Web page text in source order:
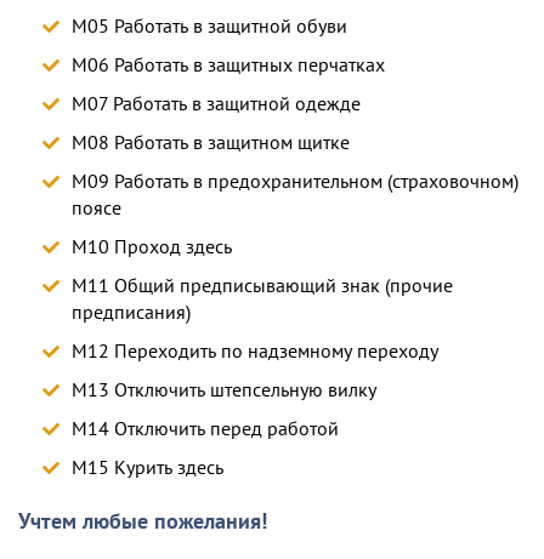
M05 Работать в защитной обуви
M06 Работать в защитных перчатках
M07 Работать в защитной одежде
M08 Работать в защитном щитке
M09 Работать в предохранительном (страховочном)
поясе
M10 Проход здесь
M11 Общий предписывающий знак (прочие
предписания)
M12 Переходить по надземному переходу
M13 Отключить штепсельную вилку
M14 Отключить перед работой
M15 Курить здесь
Учтем любые пожелания!